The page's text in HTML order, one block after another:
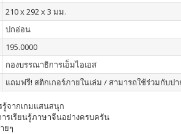
210 x 292 x 3 มม.
ปกอ่อน
195.0000
กองบรรณาธิการเอ็มไอเอส
แถมฟรี! สติกเกอร์ภายในเล่ม / สามารถใช้ร่วมกับป
จากเกมแสนสนุก
รเรียนรู้ภาษาจีนอย่างครบครัน
ยๆ